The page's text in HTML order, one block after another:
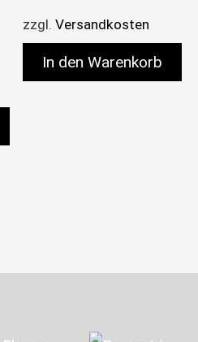
zzgl.Versandkosten
In den Warenkorb